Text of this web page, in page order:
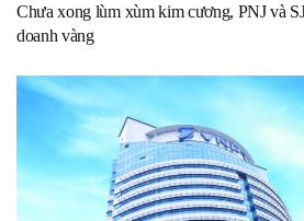
Chưa xong lùm xùm kim cương, PNJ và
doanh vàng